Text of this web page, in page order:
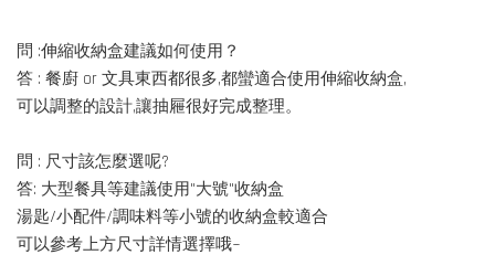
問 :伸縮收納盒建議如何使用？
答 : 餐廚 or 文具東西都很多,都蠻適合使用伸縮收納盒,
可以調整的設計,讓抽屜很好完成整理。
問 : 尺寸該怎麼選呢?
答: 大型餐具等建議使用"大號"收納盒
湯匙/小配件/調味料等小號的收納盒較適合
可以參考上方尺寸詳情選擇哦~